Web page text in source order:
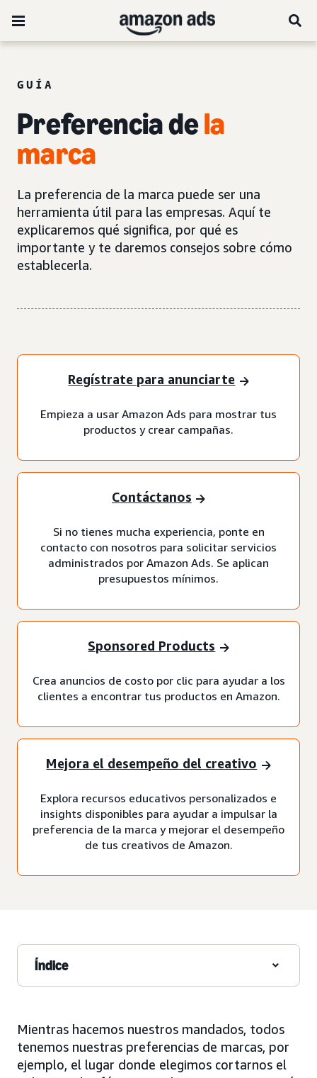
GUÍA
Preferencia dela
marca
La preferencia de la marca puede ser una
herramienta útil para las empresas. Aquí te
explicaremos qué significa, por qué es
importante y te daremos consejos sobre cómo
establecerla.
Regístrate para anunciarte
Empieza a usar Amazon Ads para mostrar tus
productos y crear campañas.
Contáctanos
Si no tienes mucha experiencia, ponte en
contacto con nosotros para solicitar servicios
administrados por Amazon Ads. Se aplican
presupuestos mínimos.
Sponsored Products
Crea anuncios de costo por clic para ayudar a los
clientes a encontrar tus productos en Amazon.
Mejora el desempeño del creativo
Explora recursos educativos personalizados e
insights disponibles para ayudar a impulsar la
preferencia de la marca y mejorar el desempeño
de tus creativos de Amazon.
Índice
Mientras hacemos nuestros mandados, todos
tenemos nuestras preferencias de marcas, por
ejemplo, el lugar donde elegimos cortarnos el